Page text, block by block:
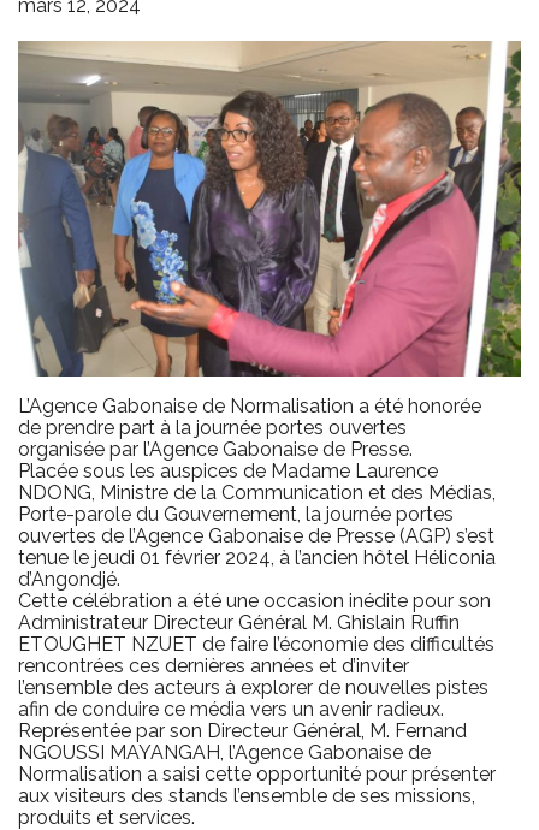
mars 12, 2024
L’Agence Gabonaise de Normalisation a été honorée
de prendre part à la journée portes ouvertes
organisée par l’Agence Gabonaise de Presse.
Placée sous les auspices de Madame Laurence
NDONG, Ministre de la Communication et des Médias,
Porte-parole du Gouvernement, la journée portes
ouvertes de l’Agence Gabonaise de Presse (AGP) s’est
tenue le jeudi 01 février 2024, à l’ancien hôtel Héliconia
d’Angondjé.
Cette célébration a été une occasion inédite pour son
Administrateur Directeur Général M. Ghislain Ruffin
ETOUGHET NZUET de faire l’économie des difficultés
rencontrées ces dernières années et d’inviter
l’ensemble des acteurs à explorer de nouvelles pistes
afin de conduire ce média vers un avenir radieux.
Représentée par son Directeur Général, M. Fernand
NGOUSSI MAYANGAH, l’Agence Gabonaise de
Normalisation a saisi cette opportunité pour présenter
aux visiteurs des stands l’ensemble de ses missions,
produits et services.